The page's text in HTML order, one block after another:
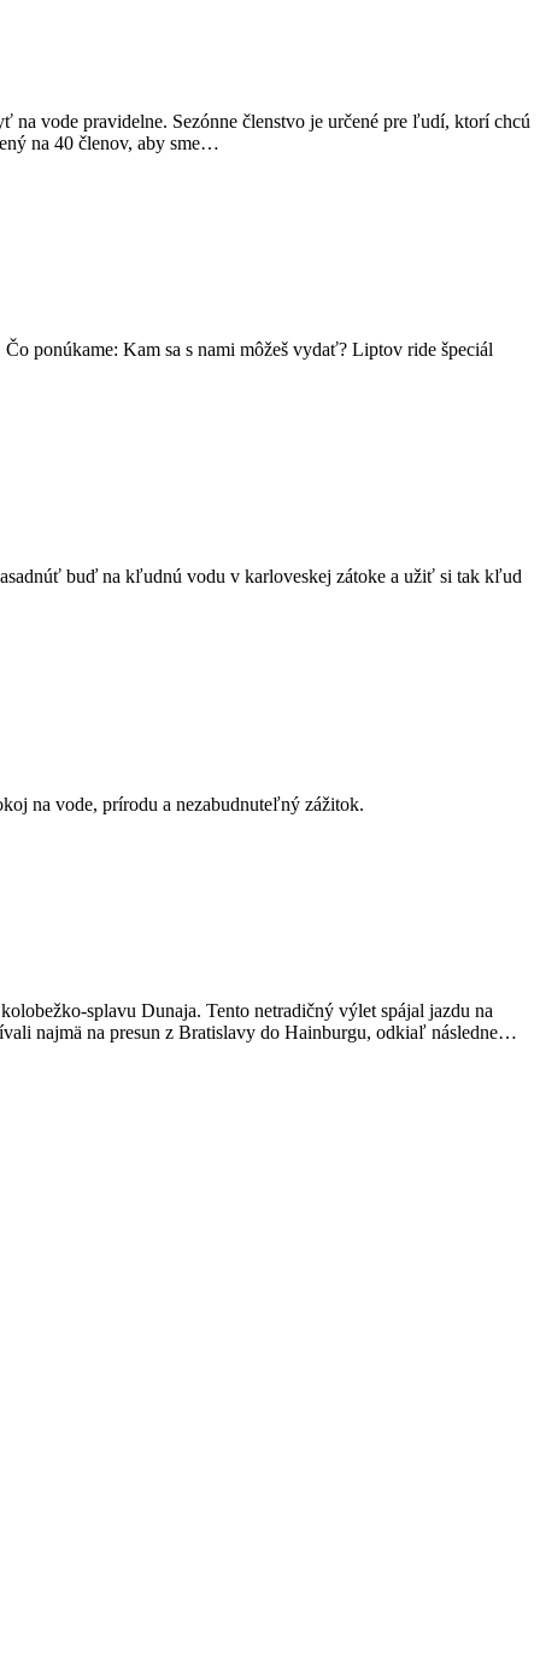
na vode pravidelne. Sezónne členstvo je určené pre ľudí, ktorí chcú
na 40 členov, aby sme…
ponúkame: Kam sa s nami môžeš vydať? Liptov ride špeciál
buď na kľudnú vodu v karloveskej zátoke a užiť si tak kľud
na vode, prírodu a nezabudnuteľný zážitok.
splavu Dunaja. Tento netradičný výlet spájal jazdu na
najmä na presun z Bratislavy do Hainburgu, odkiaľ následne…